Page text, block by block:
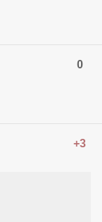
0
+3